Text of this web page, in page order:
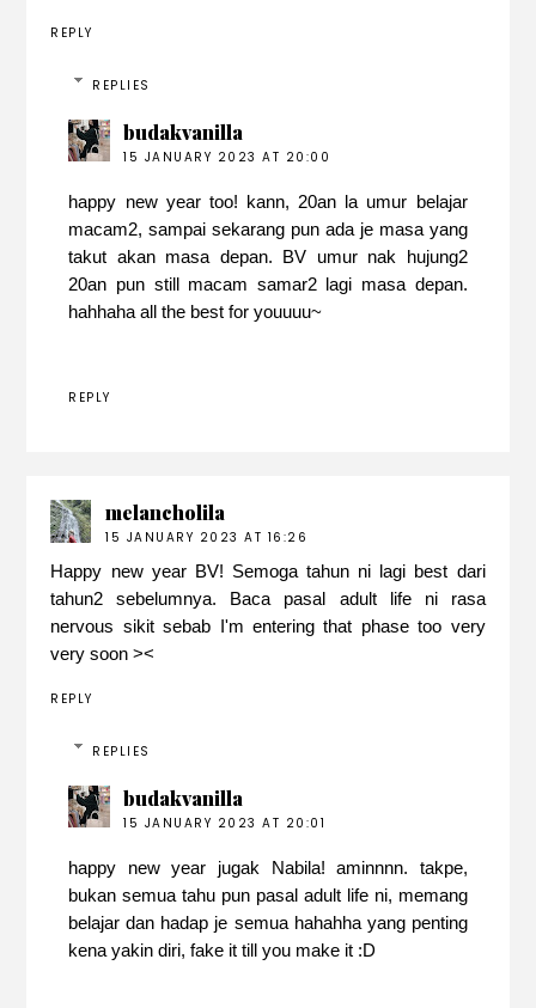
REPLY
REPLIES
budakvanilla
15 JANUARY 2023 AT 20:00
happy new year too! kann, 20an la umur belajar
macam2, sampai sekarang pun ada je masa yang
takut akan masa depan. BV umur nak hujung2
20an pun still macam samar2 lagi masa depan.
hahhaha all the best for youuuu~
REPLY
melancholila
15 JANUARY 2023 AT 16:26
Happy new year BV! Semoga tahun ni lagi best dari
tahun2 sebelumnya. Baca pasal adult life ni rasa
nervous sikit sebab I'm entering that phase too very
very soon ><
REPLY
REPLIES
budakvanilla
15 JANUARY 2023 AT 20:01
happy new year jugak Nabila! aminnnn. takpe,
bukan semua tahu pun pasal adult life ni, memang
belajar dan hadap je semua hahahha yang penting
kena yakin diri, fake it till you make it :D